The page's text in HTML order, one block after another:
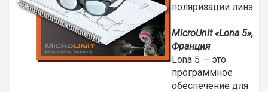
поляризации линз.
MicroUnit «Lona 5»,
Франция
Lona 5 — это
программное
обеспечение для